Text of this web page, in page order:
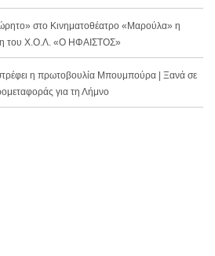
στο Κινηματοθέατρο «Μαρούλα» η
του Χ.Ο.Λ. «Ο ΗΦΑΙΣΤΟΣ»
η πρωτοβουλία Μπουμπούρα | Ξανά σε
για τη Λήμνο